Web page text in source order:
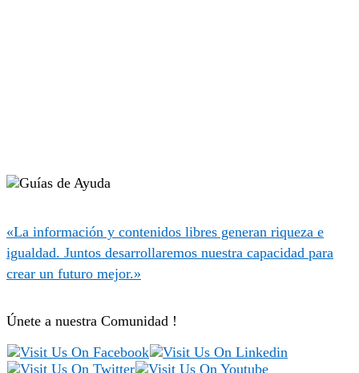
«La información y contenidos libres generan riqueza e
igualdad. Juntos desarrollaremos nuestra capacidad para
crear un futuro mejor.»
Únete a nuestra Comunidad !